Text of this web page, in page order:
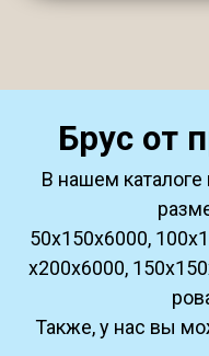
Брус от
В нашем каталоге
50х150х6000,
x200x6000,
Также, у нас вы